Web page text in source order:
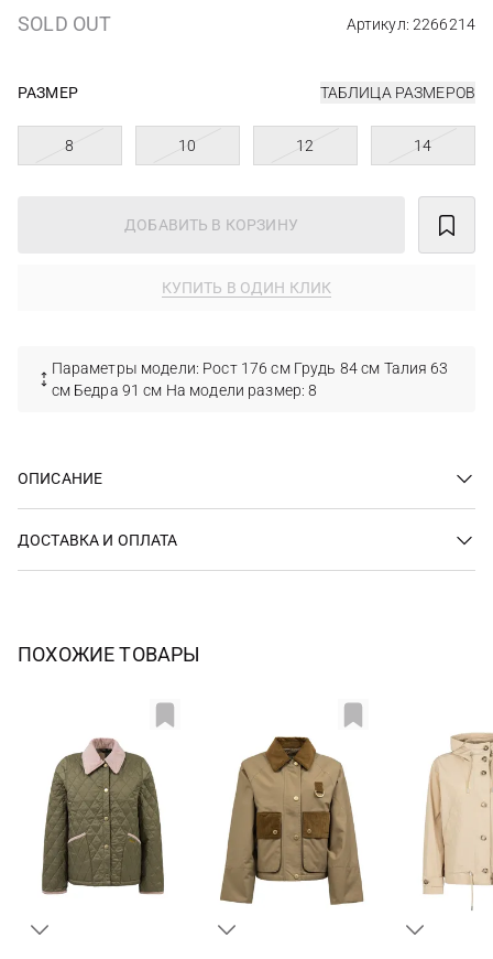
SOLD OUT Артикул: 2266214
РАЗМЕР ТАБЛИЦА РАЗМЕРОВ
8 10 12 14
ДОБАВИТЬ В КОРЗИНУ
КУПИТЬ В ОДИН КЛИК
Параметры модели: Рост 176 см Грудь 84 см Талия 63
см Бедра 91 см На модели размер: 8
ОПИСАНИЕ
ДОСТАВКА И ОПЛАТА
ПОХОЖИЕ ТОВАРЫ